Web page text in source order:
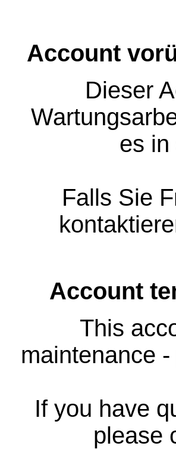
Account
Dieser
es in
Falls Sie
Account
This
maintenance
If you have
please